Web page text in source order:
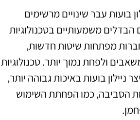
בועות עבר שינויים מרשימים
משמעותיים בטכנולוגיות
מפתחות שיטות חדשות,
ולפחת נמוך יותר. טכנולוגיות
ניילון בועות באיכות גבוהה יותר,
הסביבה, כמו הפחתת השימוש